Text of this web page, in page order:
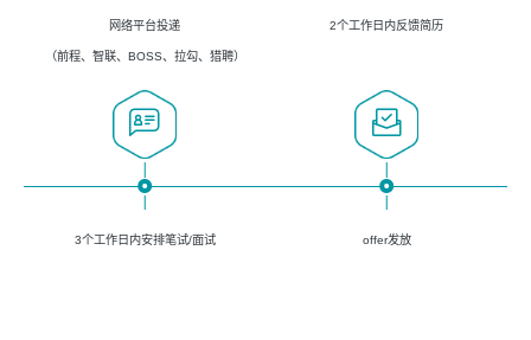
网络平台投递
（前程、智联、BOSS、拉勾、猎聘）
2个工作日内反馈简历
3个工作日内安排笔试/面试 offer发放